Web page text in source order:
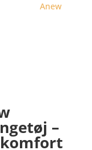
Anew
–